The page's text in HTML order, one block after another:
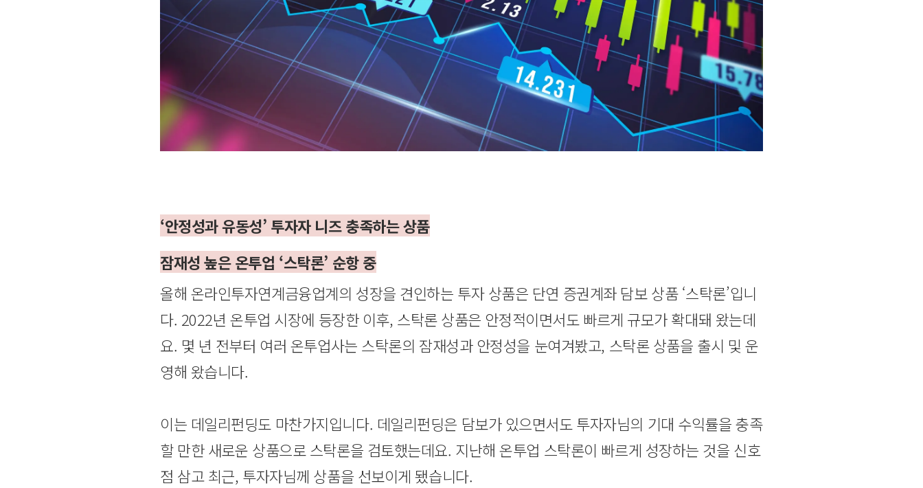
‘안정성과 유동성’ 투자자 니즈 충족하는 상품
잠재성 높은 온투업 ‘스탁론’ 순항 중
올해 온라인투자연계금융업계의 성장을 견인하는 투자 상품은 단연 증권계좌 담보 상품 ‘스탁론’입니
다. 2022년 온투업 시장에 등장한 이후, 스탁론 상품은 안정적이면서도 빠르게 규모가 확대돼 왔는데
요. 몇 년 전부터 여러 온투업사는 스탁론의 잠재성과 안정성을 눈여겨봤고, 스탁론 상품을 출시 및 운
영해 왔습니다.
이는 데일리펀딩도 마찬가지입니다. 데일리펀딩은 담보가 있으면서도 투자자님의 기대 수익률을 충족
할 만한 새로운 상품으로 스탁론을 검토했는데요. 지난해 온투업 스탁론이 빠르게 성장하는 것을 신호
점 삼고 최근, 투자자님께 상품을 선보이게 됐습니다.